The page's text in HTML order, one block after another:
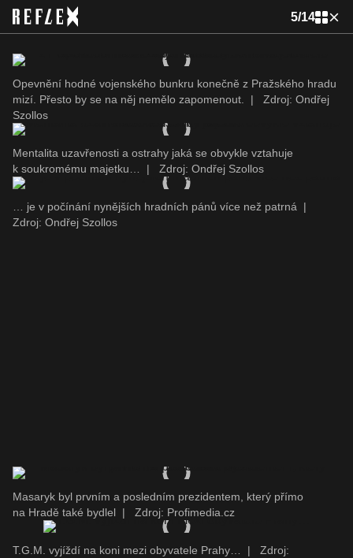
5/14
Opevnění hodné vojenského bunkru konečně z Pražského hradu
mizí. Přesto by se na něj nemělo zapomenout.
|
Zdroj: Ondřej
Szollos
Mentalita uzavřenosti a ostrahy jaká se obvykle vztahuje
k soukromému majetku…
| Zdroj: Ondřej Szollos
… je v počínání nynějších hradních pánů více než patrná
|
Zdroj: Ondřej Szollos
Masaryk byl prvním a posledním prezidentem, který přímo
na Hradě také bydlel | Zdroj: Profimedia.cz
T.G.M. vyjíždí na koni mezi obyvatele Prahy… |
Zdroj: